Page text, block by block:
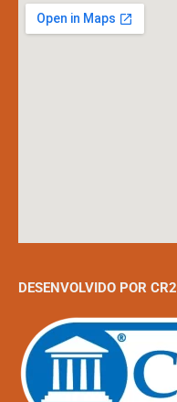
DESENVOLVIDO POR CR2